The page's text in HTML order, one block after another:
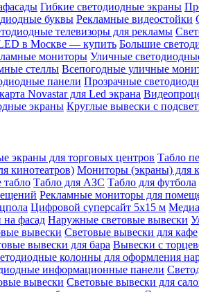
Гибкие светодиодные экраны
буквы Рекламные видеостойки
телевизоры для рекламы
в Москве — купить Большие
мониторы Уличные
стеллы Всепогодные уличные
панели Прозрачные
Novastar для Led экрана
экраны Круглые вывески с
экраны для торговых центров Табло
кинотеатров) Мониторы (экраны) для
Табло для АЗС Табло для футбола
Рекламные мониторы для
Цифровой суперсайт 5х15 м
фасад Наружные световые вывески
вывески Световые вывески для кафе
вывески для бара Вывески с
колонны для оформления
информационные панели
вывески Световые вывески для